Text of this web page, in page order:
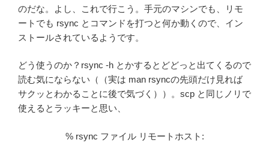
のだな。よし、これで行こう。手元のマシンでも、リモ
ートでも rsync とコマンドを打つと何か動くので、イン
ストールされているようです。
どう使うのか？rsync -h とかするとどどっと出てくるので
読む気にならない（（実は man rsyncの先頭だけ見れば
サクッとわかることに後で気づく））。scp と同じノリで
使えるとラッキーと思い、
% rsync ファイル リモートホスト: